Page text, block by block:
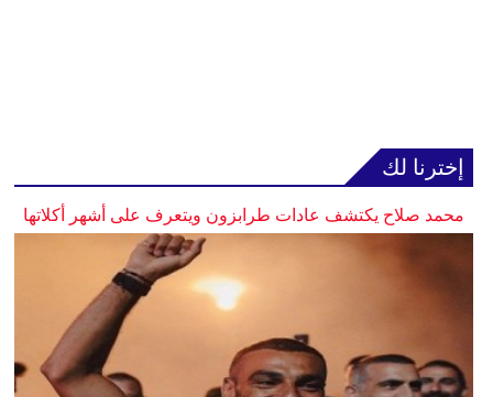
إخترنا لك
محمد صلاح يكتشف عادات طرابزون ويتعرف على أشهر أكلاتها